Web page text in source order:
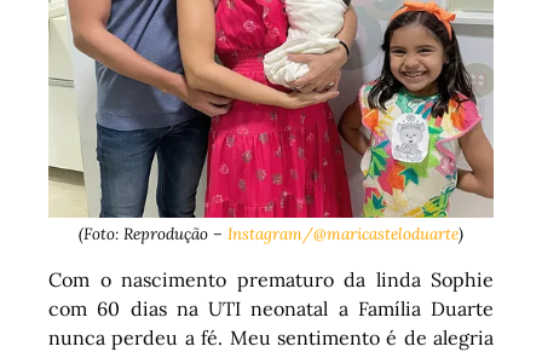
(Foto: Reprodução – Instagram/@maricasteloduarte)
Com o nascimento prematuro da linda Sophie
com 60 dias na UTI neonatal a Família Duarte
nunca perdeu a fé. Meu sentimento é de alegria